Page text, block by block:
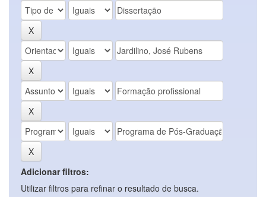
Adicionar filtros:
Utilizar filtros para refinar o resultado de busca.